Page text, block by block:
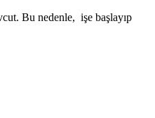
Bu nedenle, işe başlayıp